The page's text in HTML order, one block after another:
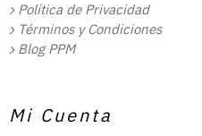
Política de Privacidad
Términos y Condiciones
Blog PPM
Mi Cuenta